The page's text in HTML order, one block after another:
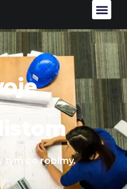
tym co robimy.